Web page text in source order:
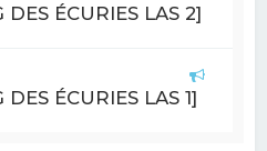
ÉCURIES LAS 2]
ÉCURIES LAS 1]